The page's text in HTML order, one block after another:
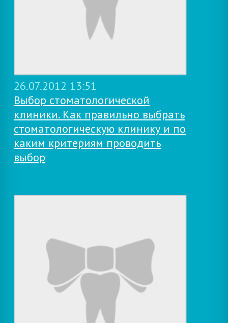
26.07.2012 13:51
Выбор стоматологической
клиники. Как правильно выбрать
стоматологическую клинику и по
каким критериям проводить
выбор